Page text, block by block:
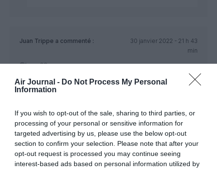
Air Journal - Do Not Process My Personal
Information
If you wish to opt-out of the sale, sharing to third parties, or
processing of your personal or sensitive information for
targeted advertising by us, please use the below opt-out
section to confirm your selection. Please note that after your
opt-out request is processed you may continue seeing
interest-based ads based on personal information utilized by
Juan Trippe a commenté :
30 janvier 2022 - 21 h 43
min
@Icare38
avec les JO de Pékin.
LAISSER UN COMMENTAIRE